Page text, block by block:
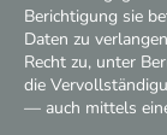
Berichtigung sie
Daten zu
Recht zu, unter
die
— auch mittels